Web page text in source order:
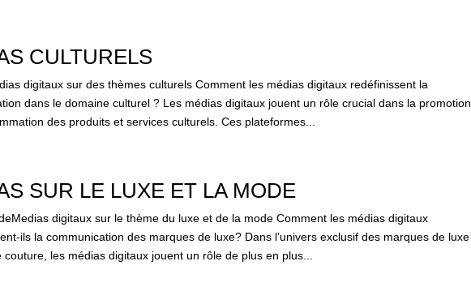
CULTURELS
digitaux sur des thèmes culturels Comment les médias digitaux redéfinissent la
dans le domaine culturel ? Les médias digitaux jouent un rôle crucial dans la promotion
des produits et services culturels. Ces plateformes...
SUR LE LUXE ET LA MODE
digitaux sur le thème du luxe et de la mode Comment les médias digitaux
ils la communication des marques de luxe? Dans l’univers exclusif des marques de luxe
couture, les médias digitaux jouent un rôle de plus en plus...